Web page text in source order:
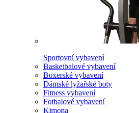
Sportovní vybavení
Basketbalové vybavení
Boxerské vybavení
Dámské lyžařské boty
Fitness vybavení
Fotbalové vybavení
Kimona